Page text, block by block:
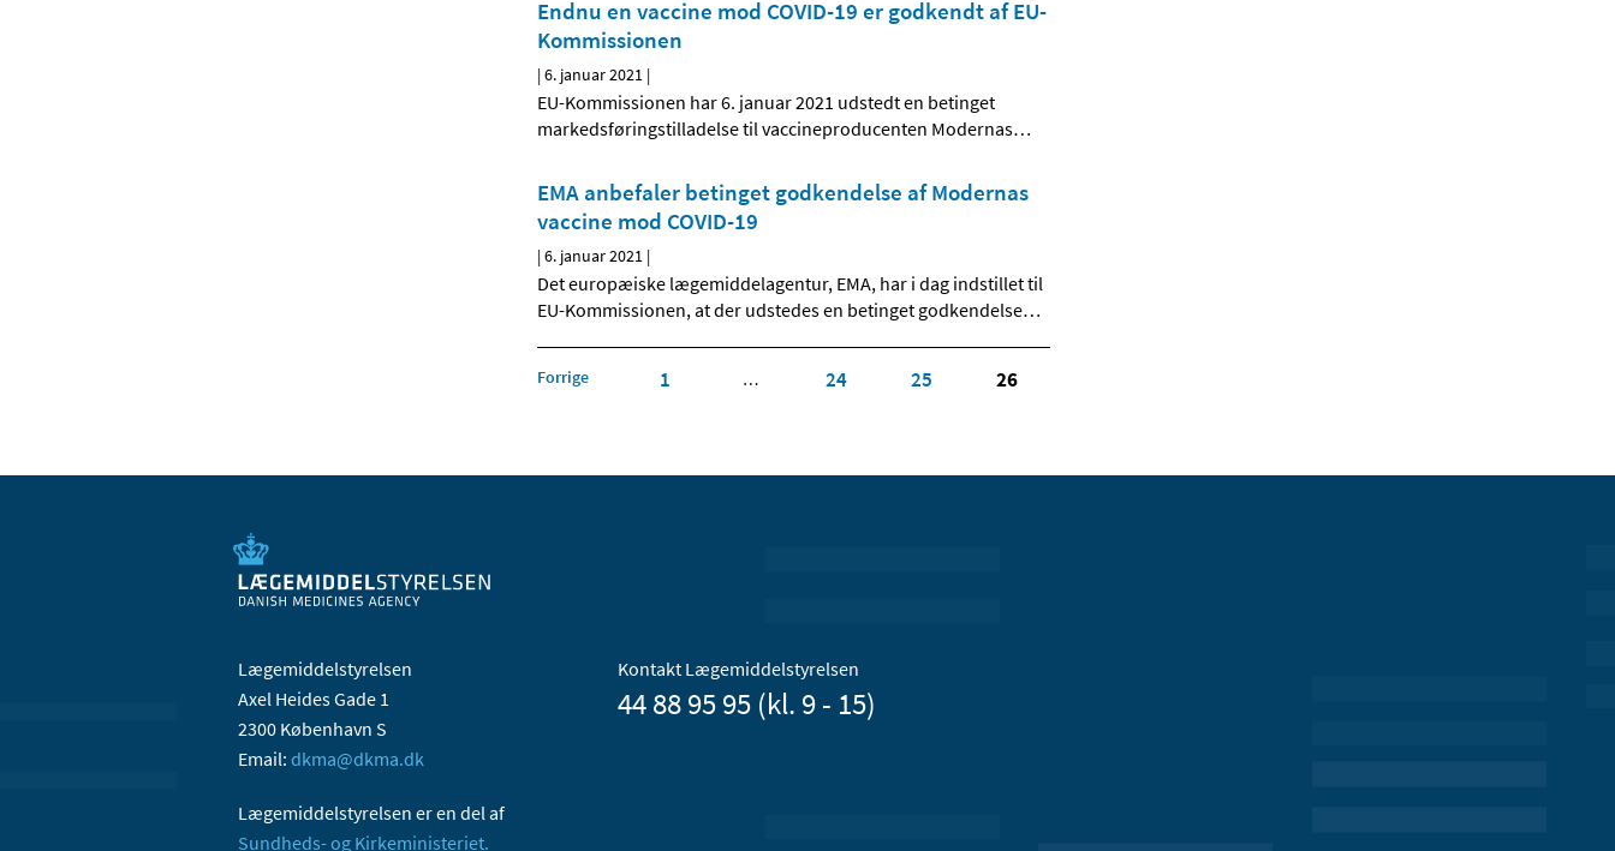
Endnu en vaccine mod COVID-19 er godkendt af EU-
Kommissionen
|6. januar 2021 |
EU-Kommissionen har 6. januar 2021 udstedt en betinget
markedsføringstilladelse til vaccineproducenten Modernas…
EMA anbefaler betinget godkendelse af Modernas
vaccine mod COVID-19
|6. januar 2021 |
Det europæiske lægemiddelagentur, EMA, har i dag indstillet til
EU-Kommissionen, at der udstedes en betinget godkendelse…
Forrige 1 … 24 25 26
Lægemiddelstyrelsen
Axel Heides Gade 1
2300 København S
Email: dkma@dkma.dk
Lægemiddelstyrelsen er en del af
Sundheds- og Kirkeministeriet.
Kontakt Lægemiddelstyrelsen
44 88 95 95 (kl. 9 - 15)